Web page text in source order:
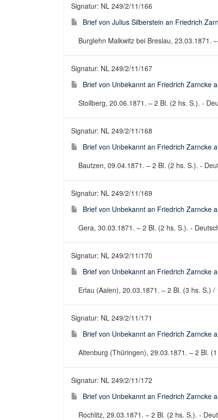
Signatur: NL 249/2/11/166
Brief von Julius Silberstein an Friedrich
Burglehn Malkwitz bei Breslau, 23.03.1871.
Signatur: NL 249/2/11/167
Brief von Unbekannt an Friedrich Zarncke
Stollberg, 20.06.1871. – 2 Bl. (2 hs. S.). -
Signatur: NL 249/2/11/168
Brief von Unbekannt an Friedrich Zarncke
Bautzen, 09.04.1871. – 2 Bl. (2 hs. S.). -
Signatur: NL 249/2/11/169
Brief von Unbekannt an Friedrich Zarncke
Gera, 30.03.1871. – 2 Bl. (2 hs. S.). -
Signatur: NL 249/2/11/170
Brief von Unbekannt an Friedrich Zarncke
Erlau (Aalen), 20.03.1871. – 2 Bl. (3 hs. S.)
Signatur: NL 249/2/11/171
Brief von Unbekannt an Friedrich Zarncke
Altenburg (Thüringen), 29.03.1871. – 2 Bl.
Signatur: NL 249/2/11/172
Brief von Unbekannt an Friedrich Zarncke
Rochlitz, 29.03.1871. – 2 Bl. (2 hs. S.). -